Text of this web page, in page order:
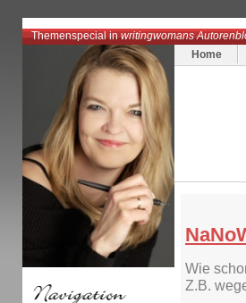
Themenspecial inwritingwomans
Home
Wie
Z.B.